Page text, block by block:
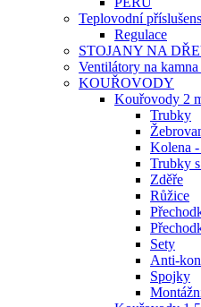
Teplovodní
Regulace
STOJANY NA
Ventilátory na
KOUŘOVODY
Kouřovody 2
Trubky
Kolena -
Trubky
Zděře
Růžice
Sety
Anti-
Spojky